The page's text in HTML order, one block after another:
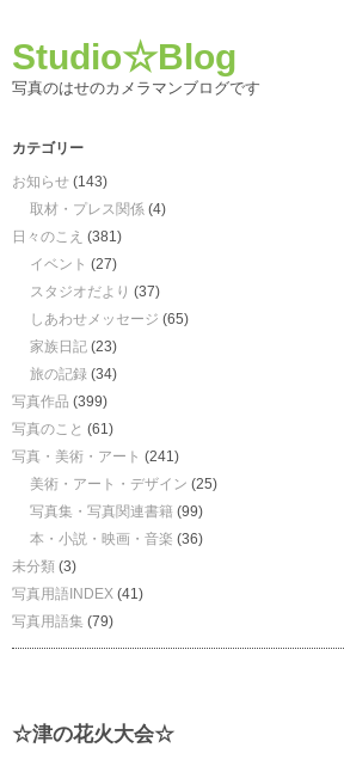
Studio☆Blog
写真のはせのカメラマンブログです
カテゴリー
お知らせ (143)
取材・プレス関係 (4)
日々のこえ (381)
イベント (27)
スタジオだより (37)
しあわせメッセージ (65)
家族日記 (23)
旅の記録 (34)
写真作品 (399)
写真のこと (61)
写真・美術・アート (241)
美術・アート・デザイン (25)
写真集・写真関連書籍 (99)
本・小説・映画・音楽 (36)
未分類 (3)
写真用語INDEX (41)
写真用語集 (79)
☆津の花火大会☆